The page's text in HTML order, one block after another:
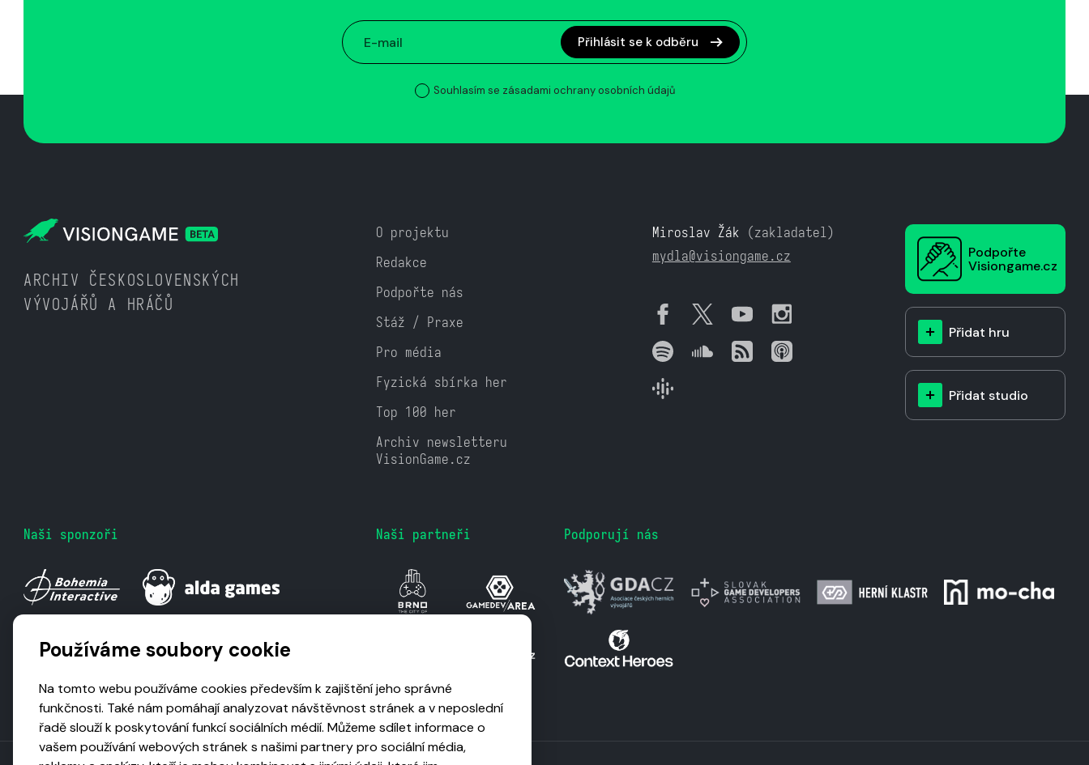
Přihlásit se k odběru
Souhlasím se zásadami ochrany osobních údajů
ARCHIV ČESKOSLOVENSKÝCH
VÝVOJÁŘŮ A HRÁČŮ
O projektu
Redakce
Podpořte nás
Stáž / Praxe
Pro média
Fyzická sbírka her
Top 100 her
Archiv newsletteru
VisionGame.cz
Miroslav Žák (zakladatel)
mydla@visiongame.cz
Podpořte
Visiongame.cz
Přidat hru
Přidat studio
Naši sponzoři Naši partneři Podporují nás
Používáme soubory cookie
Na tomto webu používáme cookies především k zajištění jeho správné
funkčnosti. Také nám pomáhají analyzovat návštěvnost stránek a v neposlední
řadě slouží k poskytování funkcí sociálních médií. Můžeme sdílet informace o
vašem používání webových stránek s našimi partnery pro sociální média,